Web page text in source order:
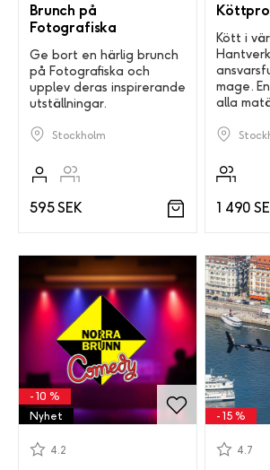
Brunch på
Fotografiska
Ge bort en härlig brunch
på Fotografiska och
upplev deras inspirerande
utställningar.
Stockholm
595 SEK
Kött i
mage. En upplevelse för
alla
1 490
- 10 %
Nyhet
4.2
- 15 %
4.7